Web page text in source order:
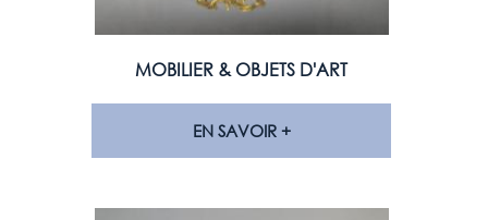
MOBILIER & OBJETS D'ART
EN SAVOIR +